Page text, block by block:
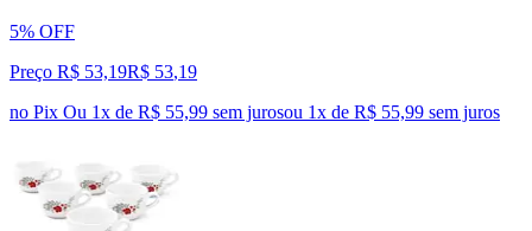
5% OFF
Preço R$ 53,19R$ 53,19
no Pix Ou 1x de R$ 55,99 sem jurosou 1x de R$ 55,99 sem juros